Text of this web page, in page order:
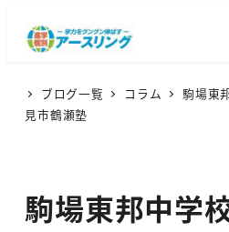
ブログ一覧 コラム
駒場東
見市鶴瀬塾
駒場東邦中学